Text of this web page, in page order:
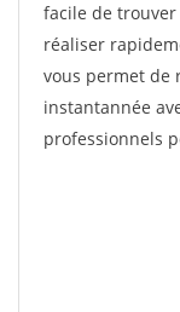
facile de
réaliser
vous permet de
instantannée
professionnels